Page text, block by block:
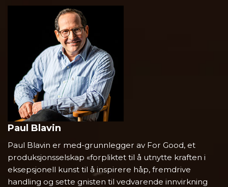
Paul Blavin
Paul Blavin er med-grunnlegger av For Good, et
produksjonsselskap «forpliktet til å utnytte kraften i
eksepsjonell kunst til å inspirere håp, fremdrive
handling og sette gnisten til vedvarende innvirkning